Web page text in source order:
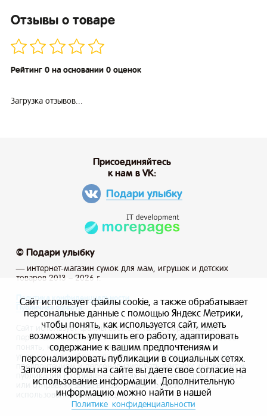
Отзывы о товаре
Рейтинг 0 на основании 0 оценок
Загрузка отзывов...
© Подари улыбку
— интернет-магазин сумок для мам, игрушек и детских
товаров 2013 – 2026 г.
Присоединяйтесь
к нам в VK:
Подари улыбку
Политика конфиденциальности
Публичная оферта
Сайт использует файлы cookie, а также обрабатывает
персональные данные с помощью Яндекс Метрики, чтобы
понять, как используется сайт, и иметь возможность
улучшить его работу, адаптировать содержание к вашим
предпочтениям и персонализировать рекламу, маркетинг и
публикации в социальных сетях. Заполняя формы на сайте
или отправляя заказ вы даете свое согласие на
использование информации.
Сайт использует файлы cookie, а также обрабатывает
персональные данные с помощью Яндекс Метрики,
чтобы понять, как используется сайт, иметь
возможность улучшить его работу, адаптировать
содержание к вашим предпочтениям и
персонализировать публикации в социальных сетях.
Заполняя формы на сайте вы даете свое согласие на
использование информации. Дополнительную
информацию можно найти в нашей
Политике конфиденциальности